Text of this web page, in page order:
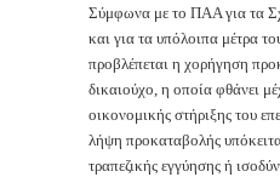
το Μέλλον: Η Δύναμη των Εντόμων
ΥπΑΑΤ
με
το
Ταμείο
Παρακαταθηκών
και
Δανείων
για
την
εγγυητική
των
αγροτών
Σύμφωνα με το ΠΑΑ για τα
και για τα υπόλοιπα μέτρα
προβλέπεται η χορήγηση
δικαιούχο, η οποία φθάνει
οικονομικής στήριξης του
λήψη προκαταβολής
τραπεζικής εγγύησης ή